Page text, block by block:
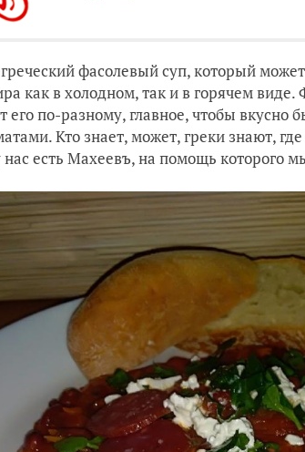
фасолевый суп, который
как в холодном, так и в горячем виде.
его по-разному, главное, чтобы вкусно
Кто знает, может, греки знают,
есть Махеевъ, на помощь которого